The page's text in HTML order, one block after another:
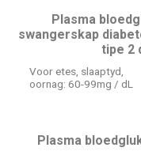
Plasma
swangerskap
tipe 2
Voor etes, slaaptyd,
oornag: 60-99mg / dL
Plasma